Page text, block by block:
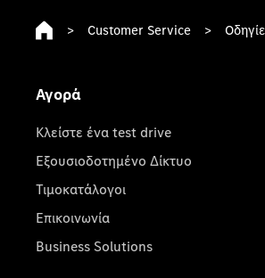
> Customer Service >
Αγορά
Κλείστε ένα test drive
Εξουσιοδοτημένο Δίκτυο
Τιμοκατάλογοι
Επικοινωνία
Business Solutions